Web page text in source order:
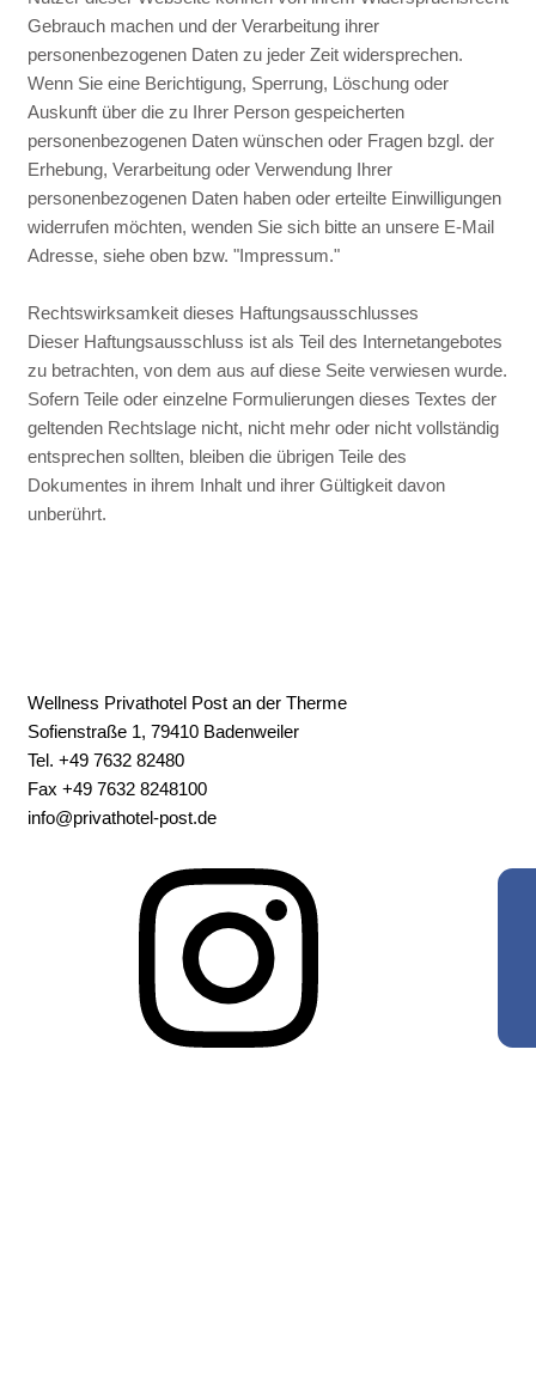
Gebrauch machen und der Verarbeitung ihrer
personenbezogenen Daten zu jeder Zeit widersprechen.
Wenn Sie eine Berichtigung, Sperrung, Löschung oder
Auskunft über die zu Ihrer Person gespeicherten
personenbezogenen Daten wünschen oder Fragen bzgl. der
Erhebung, Verarbeitung oder Verwendung Ihrer
personenbezogenen Daten haben oder erteilte Einwilligungen
widerrufen möchten, wenden Sie sich bitte an unsere E-Mail
Adresse, siehe oben bzw. "Impressum."
Rechtswirksamkeit dieses Haftungsausschlusses
Dieser Haftungsausschluss ist als Teil des Internetangebotes
zu betrachten, von dem aus auf diese Seite verwiesen wurde.
Sofern Teile oder einzelne Formulierungen dieses Textes der
geltenden Rechtslage nicht, nicht mehr oder nicht vollständig
entsprechen sollten, bleiben die übrigen Teile des
Dokumentes in ihrem Inhalt und ihrer Gültigkeit davon
unberührt.
Wellness Privathotel Post an der Therme
Sofienstraße 1, 79410 Badenweiler
Tel. +49 7632 82480
Fax +49 7632 8248100
info@privathotel-post.de